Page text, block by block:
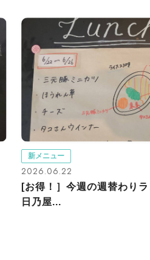
新メニュー
2026.06.22
[お得！］今週の週替わり
日乃屋...